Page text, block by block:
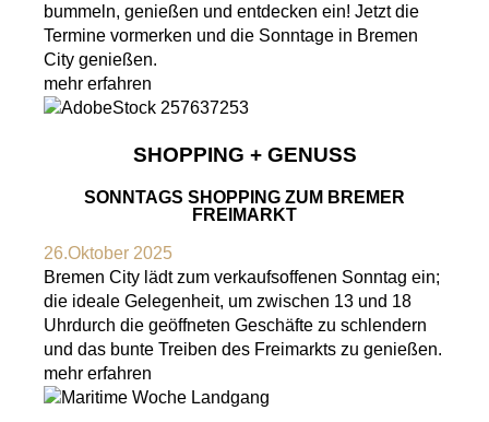
bummeln, genießen und entdecken ein! Jetzt die
Termine vormerken und die Sonntage in Bremen
City genießen.
mehr erfahren
SHOPPING + GENUSS
SONNTAGS SHOPPING ZUM BREMER
FREIMARKT
26.Oktober 2025
Bremen City lädt zum verkaufsoffenen Sonntag ein;
die ideale Gelegenheit, um zwischen 13 und 18
Uhrdurch die geöffneten Geschäfte zu schlendern
und das bunte Treiben des Freimarkts zu genießen.
mehr erfahren